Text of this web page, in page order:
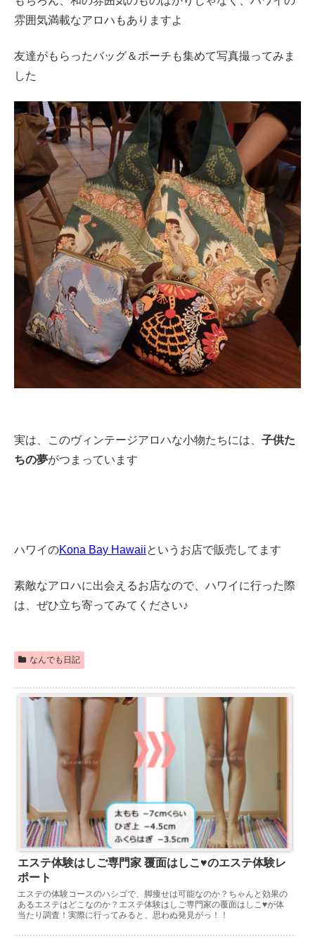
雰囲気満載なアロハもありますよ
友達がもらったバッグ＆ポーチも集めて写真撮ってみま
した
実は、このヴィンテージアロハな小物たちには、 子供た
ちの夢がつまっています
ハワイのKona Bay Hawaiiというお店で販売してます
素敵なアロハに出会えるお店なので、ハワイに行った際
は、ぜひ立ち寄ってみてください♪
なんでも日記
エステ体験はしご専門家 覆面はしこ♥のエステ体験レ
ポート
エステの体験コースのハシゴで、脚痩せは可能なのか？ちゃんと効果の
あるエステはどこなのか？エステ体験はしご専門家の覆面はしこ♥が体
当たり調査！実際に行ってみると、思わぬ発見がっ！！